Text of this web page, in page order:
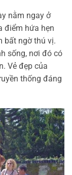
nằm ngay ở
điểm hứa hẹn
bất ngờ thú vị.
sống, nơi đó có
Vẻ đẹp của
thống đáng